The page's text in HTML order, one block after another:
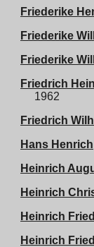
Friederike
Friederike
Friederike
Friedrich
1962
Friedrich
Hans Henrich
Heinrich
Heinrich
Heinrich
Heinrich